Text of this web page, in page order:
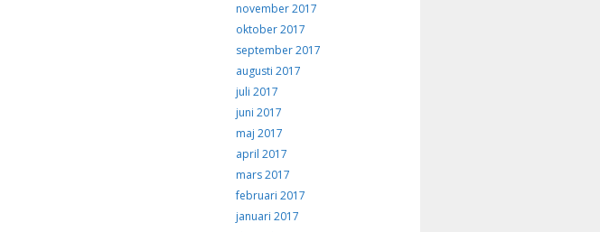
november 2017
oktober 2017
september 2017
augusti 2017
juli 2017
juni 2017
maj 2017
april 2017
mars 2017
februari 2017
januari 2017